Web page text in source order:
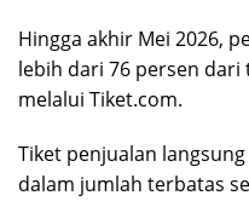
Hingga akhir Mei 2026,
lebih dari 76 persen
melalui Tiket.com.
Tiket penjualan
dalam jumlah terbatas